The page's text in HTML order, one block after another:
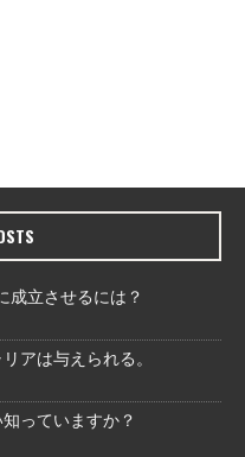
成立させるには？
アは与えられる。
っていますか？